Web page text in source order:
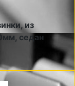
из
седан